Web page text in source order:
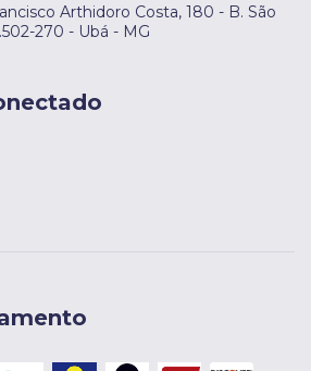
Arthidoro Costa, 180 - B. São
270 - Ubá - MG